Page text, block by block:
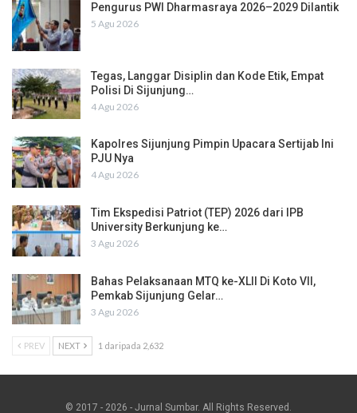
Pengurus PWI Dharmasraya 2026–2029 Dilantik
5 Agu 2026
Tegas, Langgar Disiplin dan Kode Etik, Empat
Polisi Di Sijunjung…
4 Agu 2026
Kapolres Sijunjung Pimpin Upacara Sertijab Ini
PJU Nya
4 Agu 2026
Tim Ekspedisi Patriot (TEP) 2026 dari IPB
University Berkunjung ke…
3 Agu 2026
Bahas Pelaksanaan MTQ ke-XLII Di Koto VII,
Pemkab Sijunjung Gelar…
3 Agu 2026
PREV NEXT 1 daripada 2,632
© 2017 - 2026 - Jurnal Sumbar. All Rights Reserved.